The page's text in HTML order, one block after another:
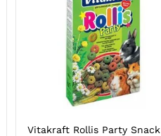
Vitakraft Rollis Party Snack